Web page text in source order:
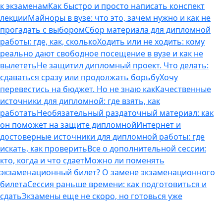
к экзаменамКак быстро и просто написать конспект
лекцииМайноры в вузе: что это, зачем нужно и как не
прогадать с выборомСбор материала для дипломной
работы: где, как, сколькоХодить или не ходить: кому
реально дают свободное посещение в вузе и как не
вылететьНе защитил дипломный проект. Что делать:
сдаваться сразу или продолжать борьбуХочу
перевестись на бюджет. Но не знаю какКачественные
источники для дипломной: где взять, как
работатьНеобязательный раздаточный материал: как
он поможет на защите дипломнойИнтернет и
достоверные источники для дипломной работы: где
искать, как проверитьВсе о дополнительной сессии:
кто, когда и что сдаетМожно ли поменять
экзаменационный билет? О замене экзаменационного
билетаСессия раньше времени: как подготовиться и
сдатьЭкзамены еще не скоро, но готовься уже